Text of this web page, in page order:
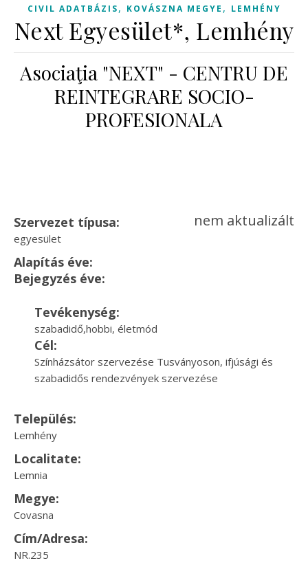
CIVIL ADATBÁZIS, KOVÁSZNA MEGYE , LEMHÉNY
Next Egyesület*, Lemhény
Asociaţia "NEXT" - CENTRU DE
REINTEGRARE SOCIO-
PROFESIONALA
Szervezet típusa:
egyesület
nem aktualizált
Alapítás éve:
Bejegyzés éve:
Tevékenység:
szabadidő,hobbi, életmód
Cél:
Színházsátor szervezése Tusványoson, ifjúsági és
szabadidős rendezvények szervezése
Település:
Lemhény
Localitate:
Lemnia
Megye:
Covasna
Cím/Adresa:
NR.235